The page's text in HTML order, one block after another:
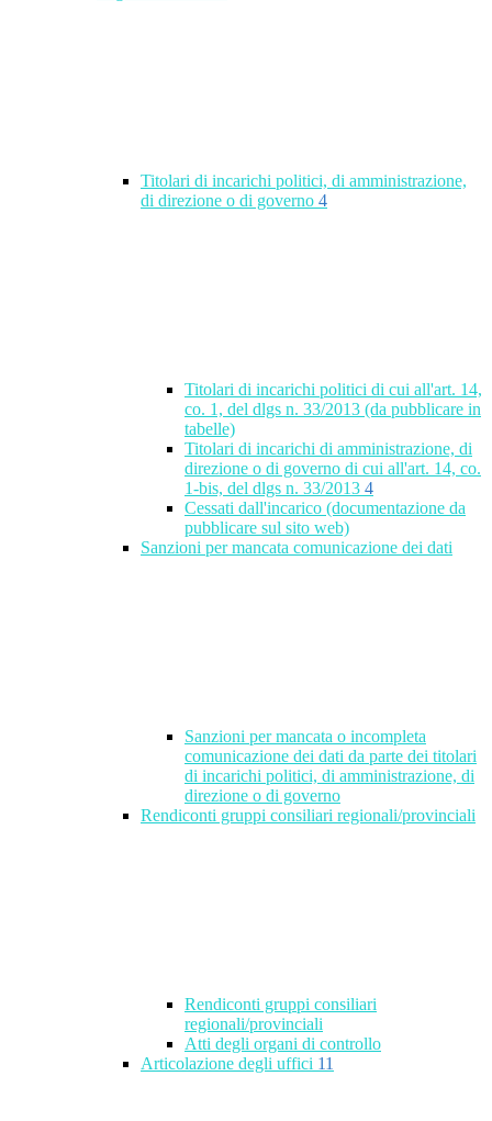
Titolari di incarichi politici, di amministrazione,
di direzione o di governo 4
Titolari di incarichi politici di cui all'art. 14,
co. 1, del dlgs n. 33/2013 (da pubblicare in
tabelle)
Titolari di incarichi di amministrazione, di
direzione o di governo di cui all'art. 14, co.
1-bis, del dlgs n. 33/2013 4
Cessati dall'incarico (documentazione da
pubblicare sul sito web)
Sanzioni per mancata comunicazione dei dati
Sanzioni per mancata o incompleta
comunicazione dei dati da parte dei titolari
di incarichi politici, di amministrazione, di
direzione o di governo
Rendiconti gruppi consiliari regionali/provinciali
Rendiconti gruppi consiliari
regionali/provinciali
Atti degli organi di controllo
Articolazione degli uffici 11